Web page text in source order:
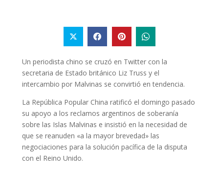
Un periodista chino se cruzó en Twitter con la
secretaria de Estado británico Liz Truss y el
intercambio por Malvinas se convirtió en tendencia.
La República Popular China ratificó el domingo pasado
su apoyo a los reclamos argentinos de soberanía
sobre las Islas Malvinas e insistió en la necesidad de
que se reanuden «a la mayor brevedad» las
negociaciones para la solución pacífica de la disputa
con el Reino Unido.